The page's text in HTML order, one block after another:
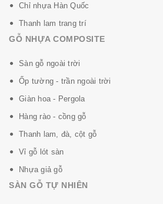
Chỉ nhựa Hàn Quốc
Thanh lam trang trí
GỖ NHỰA COMPOSITE
Sàn gỗ ngoài trời
Ốp tường - trần ngoài trời
Giàn hoa - Pergola
Hàng rào - cồng gỗ
Thanh lam, đà, cột gỗ
Vỉ gỗ lót sàn
Nhựa giả gỗ
SÀN GỖ TỰ NHIÊN